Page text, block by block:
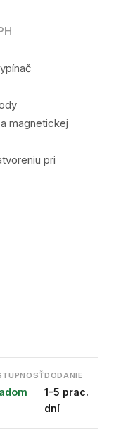
magnetickej
pri
DODANIE
1–5 prac.
dní